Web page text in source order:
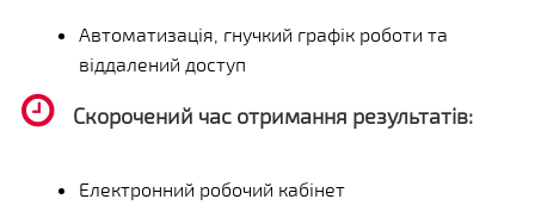
Автоматизація, гнучкий графік роботи та
віддалений доступ
Скорочений час отримання результатів:
Електронний робочий кабінет